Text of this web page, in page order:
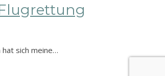
Flugrettung
hat sich meine…